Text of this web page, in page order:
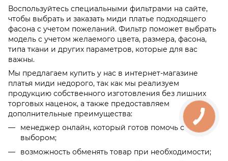
Воспользуйтесь специальными фильтрами на сайте,
чтобы выбрать и заказать миди платье подходящего
фасона с учетом пожеланий. Фильтр поможет выбрать
модель с учетом желаемого цвета, размера, фасона,
типа ткани и других параметров, которые для вас
важны.
Мы предлагаем купить у нас в интернет-магазине
платья миди недорого, так как мы реализуем
продукцию собственного изготовления без лишних
торговых наценок, а также предоставляем
дополнительные преимущества:
менеджер онлайн, который готов помочь с
выбором;
возможность обменять товар при необходимости;